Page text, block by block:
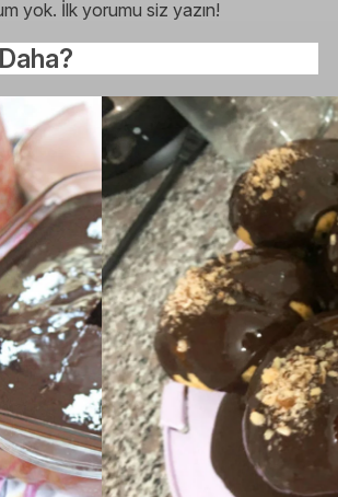
yok. İlk yorumu siz yazın!